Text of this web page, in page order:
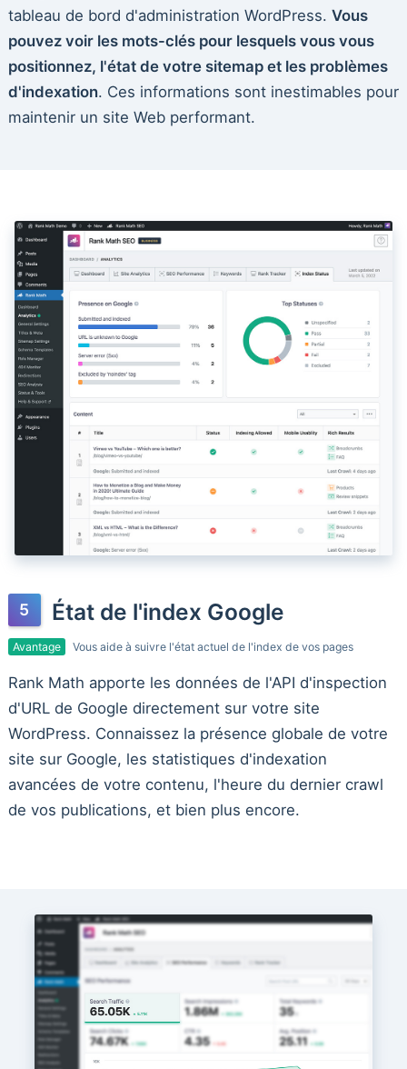
tableau de bord d'administration WordPress. Vous
pouvez voir les mots-clés pour lesquels vous vous
positionnez, l'état de votre sitemap et les problèmes
d'indexation. Ces informations sont inestimables pour
maintenir un site Web performant.
État de l'index Google
Avantage Vous aide à suivre l'état actuel de l'index de vos pages
Rank Math apporte les données de l'API d'inspection
d'URL de Google directement sur votre site
WordPress. Connaissez la présence globale de votre
site sur Google, les statistiques d'indexation
avancées de votre contenu, l'heure du dernier crawl
de vos publications, et bien plus encore.